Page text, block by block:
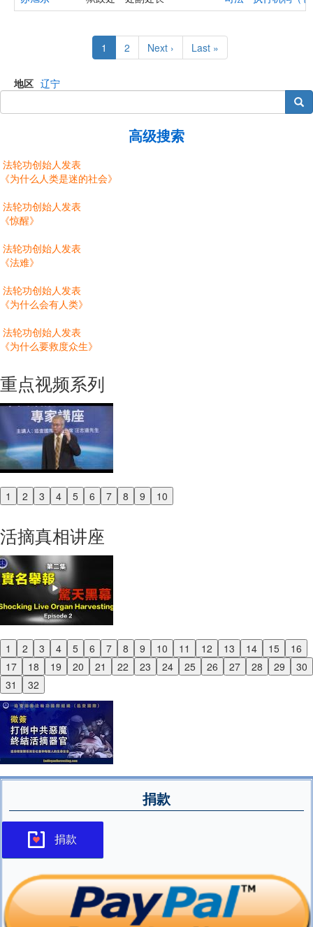
Current
page
1 Page
2
Next
page
Next ›
Last
page
Last »
地区 辽宁
搜索
高级搜索
法轮功创始人发表
《为什么人类是迷的社会》
法轮功创始人发表
《惊醒》
法轮功创始人发表
《法难》
法轮功创始人发表
《为什么会有人类》
法轮功创始人发表
《为什么要救度众生》
重点视频系列
1 2 3 4 5 6 7 8 9 10
Previous
活摘真相讲座
1 2 3 4 5 6 7 8 9 10 11 12 13 14 15
16
17
18 19 20 21 22 23 24 25 26 27 28 29
30
31
32
Previous
Next
捐款
捐款